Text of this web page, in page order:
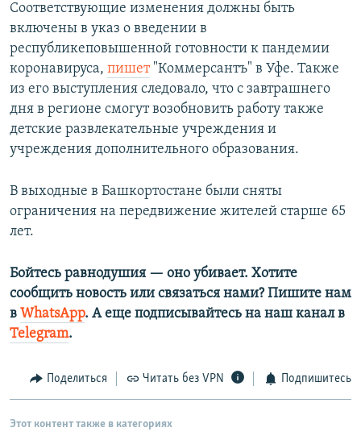
Соответствующие изменения должны быть
включены в указ о введении в
республикеповышенной готовности к пандемии
коронавируса, пишет"Коммерсантъ" в Уфе. Также
из его выступления следовало, что с завтрашнего
дня в регионе смогут возобновить работу также
детские развлекательные учреждения и
учреждения дополнительного образования.
В выходные в Башкортостане были сняты
ограничения на передвижение жителей старше 65
лет.
Бойтесь равнодушия — оно убивает. Хотите
сообщить новость или связаться нами? Пишите нам
в WhatsApp. А еще подписывайтесь на наш канал в
Telegram.
Поделиться Читать без VPN Подпишитесь
Этот контент также в категориях